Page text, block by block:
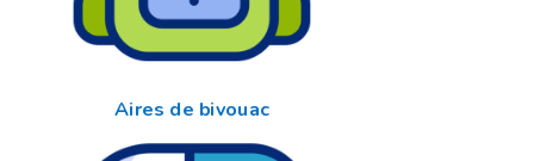
Aires de bivouac